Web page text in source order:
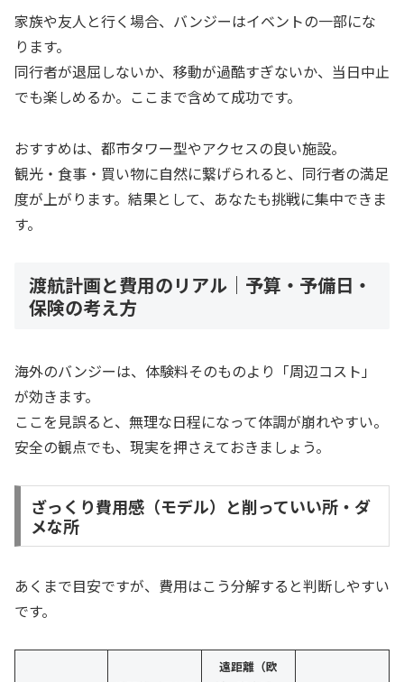
家族や友人と行く場合、バンジーはイベントの一部にな
ります。
同行者が退屈しないか、移動が過酷すぎないか、当日中止
でも楽しめるか。ここまで含めて成功です。
おすすめは、都市タワー型やアクセスの良い施設。
観光・食事・買い物に自然に繋げられると、同行者の満足
度が上がります。結果として、あなたも挑戦に集中できま
す。
渡航計画と費用のリアル｜予算・予備日・
保険の考え方
海外のバンジーは、体験料そのものより「周辺コスト」
が効きます。
ここを見誤ると、無理な日程になって体調が崩れやすい。
安全の観点でも、現実を押さえておきましょう。
ざっくり費用感（モデル）と削っていい所・ダ
メな所
あくまで目安ですが、費用はこう分解すると判断しやすい
です。
遠距離（欧